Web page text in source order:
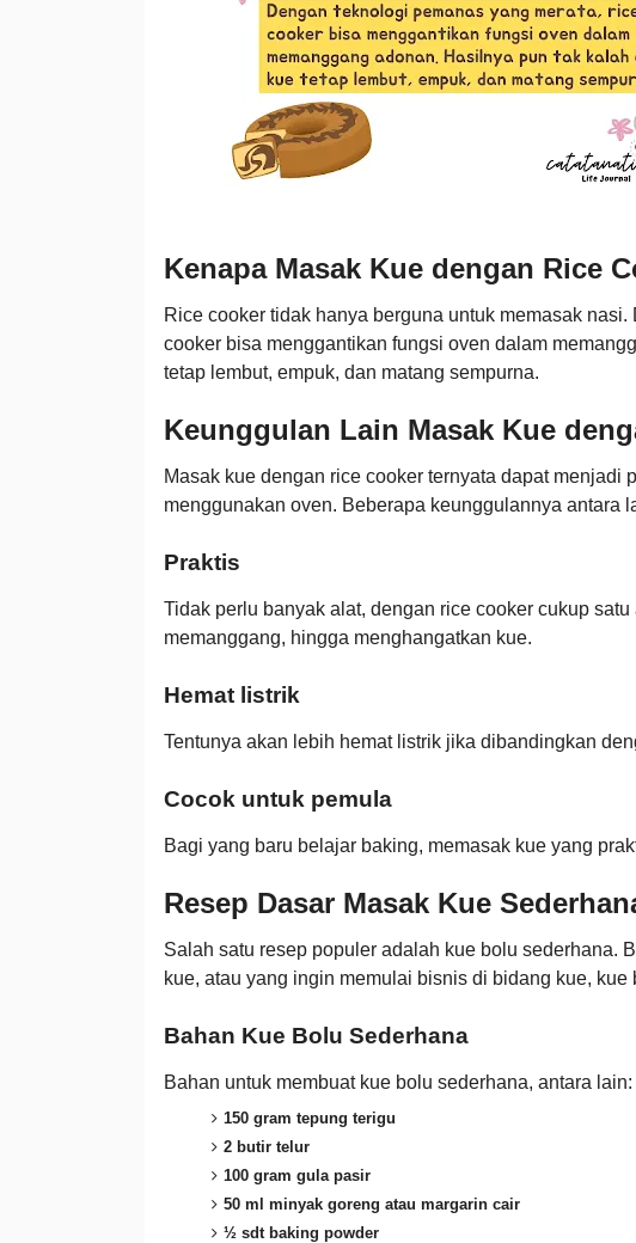
Kenapa Masak Kue dengan Rice
Rice cooker tidak hanya berguna untuk memasak
cooker bisa menggantikan fungsi oven dalam
tetap lembut, empuk, dan matang sempurna.
Keunggulan Lain Masak Kue
Masak kue dengan rice cooker ternyata dapat menjadi
menggunakan oven. Beberapa keunggulannya antara
Praktis
Tidak perlu banyak alat, dengan rice cooker cukup
memanggang, hingga menghangatkan kue.
Hemat listrik
Tentunya akan lebih hemat listrik jika dibandingkan
Cocok untuk pemula
Bagi yang baru belajar baking, memasak kue yang
Resep Dasar Masak Kue
Salah satu resep populer adalah kue bolu sederhana.
kue, atau yang ingin memulai bisnis di bidang kue,
Bahan Kue Bolu Sederhana
Bahan untuk membuat kue bolu sederhana, antara lain:
150 gram tepung terigu
2 butir telur
100 gram gula pasir
50 ml minyak goreng atau margarin cair
½ sdt baking powder